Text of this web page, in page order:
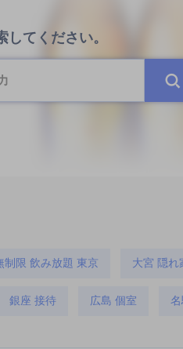
てください。
制限 飲み放題 東京 大宮 隠れ
銀座 接待 広島 個室